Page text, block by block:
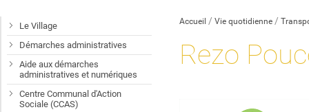
Accueil Vie quotidienne
Rezo
Le Village
Démarches administratives
Aide aux démarches
administratives et numériques
Centre Communal d'Action
Sociale (CCAS)